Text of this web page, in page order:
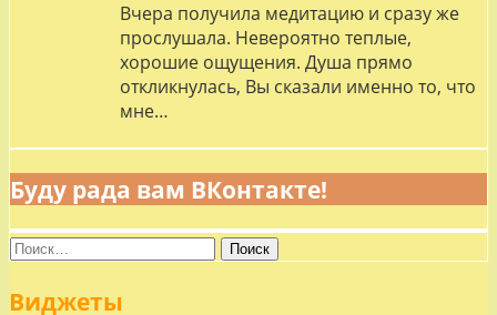
Вчера получила медитацию и сразу же
прослушала. Невероятно теплые,
хорошие ощущения. Душа прямо
откликнулась, Вы сказали именно то, что
мне…
Буду рада вам ВКонтакте!
Найти:
Виджеты